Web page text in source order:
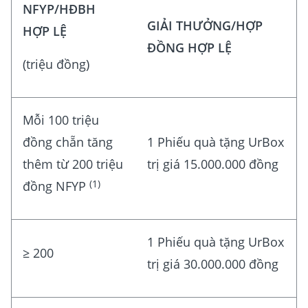
NFYP/HĐBH
HỢP LỆ
(triệu đồng)
GIẢI THƯỞNG/HỢP
ĐỒNG HỢP LỆ
Mỗi 100 triệu
đồng chẵn tăng
thêm từ 200 triệu
đồng NFYP (1)
1 Phiếu quà tặng UrBox
trị giá 15.000.000 đồng
≥ 200
1 Phiếu quà tặng UrBox
trị giá 30.000.000 đồng